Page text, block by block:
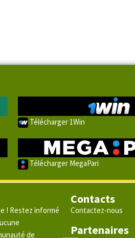
Télécharger 1Win
Télécharger MegaPari
! Restez informé
de
Contacts
Contactez-nous
Partenaires